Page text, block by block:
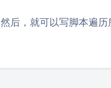
然后，就可以写脚本遍